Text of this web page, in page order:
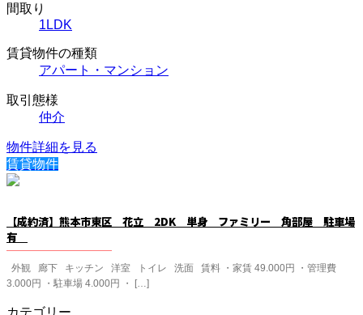
間取り
1LDK
賃貸物件の種類
アパート・マンション
取引態様
仲介
物件詳細を見る
賃貸物件
【成約済】熊本市東区 花立 2DK 単身 ファミリー 角部屋 駐車場
有
外観 廊下 キッチン 洋室 トイレ 洗面 賃料 ・家賃 49.000円 ・管理費
3.000円 ・駐車場 4.000円 ・ […]
カテゴリー